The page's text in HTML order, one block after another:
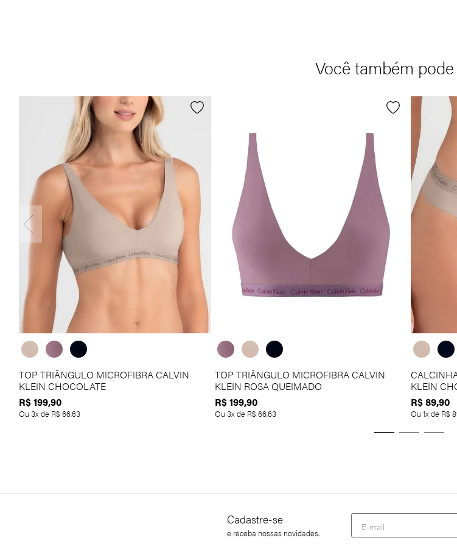
Você também
TOP TRIÂNGULO MICROFIBRA CALVIN
KLEIN CHOCOLATE
R$199,90
Ou3x de R$ 66,63
TOP TRIÂNGULO MICROFIBRA CALVIN
KLEIN ROSA QUEIMADO
R$199,90
Ou3x de R$ 66,63
KLEIN
R$89,90
Ou1x de R$
Cadastre-se
e receba nossas novidades.